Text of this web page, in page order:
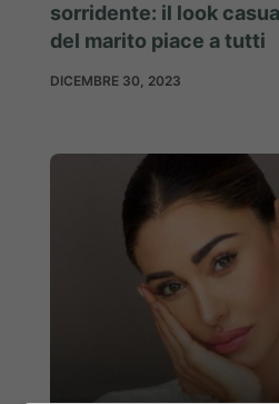
sorridente: il look
del marito piace a tutti
DICEMBRE 30, 2023